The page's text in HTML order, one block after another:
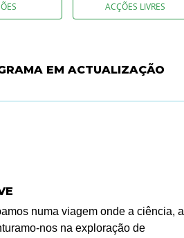
ACÇÕES LIVRES
EM ACTUALIZAÇÃO
numa viagem onde a ciência, a
nos na exploração de